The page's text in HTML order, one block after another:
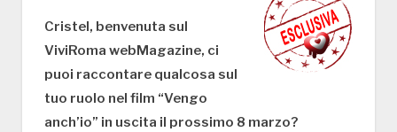
Cristel, benvenuta sul
ViviRoma webMagazine, ci
puoi raccontare qualcosa sul
tuo ruolo nel film “Vengo
anch’io” in uscita il prossimo 8 marzo?